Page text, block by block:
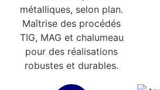
métalliques, selon plan.
Maîtrise des procédés
TIG, MAG et chalumeau
pour des réalisations
robustes et durables.